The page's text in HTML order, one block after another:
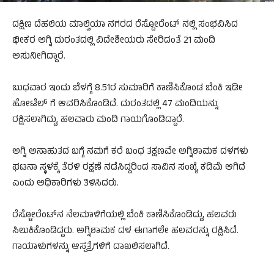
ದಕ್ಷಿಣ ದೆಹಲಿಯ ಮಾಲ್ವಿಯಾ ನಗರದ ರೆಸ್ಟೋರೆಂಟ್ ನಲ್ಲಿ ಸಂಭವಿಸಿದ ​​
ಭೀಕರ ಅಗ್ನಿ ದುರಂತದಲ್ಲಿ ವಿದೇಶೀಯರು ಸೇರಿದಂತೆ 21 ಮಂದಿ
ಅಸುನೀಗಿದ್ದಾರೆ.
ಬುಧವಾರ ಇಂದು ಬೆಳಗ್ಗೆ 8.51ರ ಸುಮಾರಿಗೆ ಕಾಣಿಸಿಕೊಂಡ ಬೆಂಕಿ ಇಡೀ
ಹೋಟೆಲ್‌ ಗೆ ಆವರಿಸಿಕೊಂಡಿದೆ. ದುರಂತದಲ್ಲಿ 47 ಮಂದಿಯನ್ನು
ರಕ್ಷಿಸಲಾಗಿದ್ದು, ಹಲವಾರು ಮಂದಿ ಗಾಯಗೊಂಡಿದ್ದಾರೆ.
ಅಗ್ನಿ ಅನಾಹುತದ ಬಗ್ಗೆ ನಮಗೆ ಕರೆ ಬಂಧ ತಕ್ಷಣವೇ ಅಗ್ನಿಶಾಮಕ ದಳಗಳು
ಘಟನಾ ಸ್ಥಳಕ್ಕೆ ತೆರಳಿ ರಕ್ಷಣೆ ನಡೆಸಿದ್ದರಿಂದ ಸಾವಿನ ಸಂಖ್ಯೆ ಕಡಿಮೆ ಆಗಿದೆ
ಎಂದು ಅಧಿಕಾರಿಗಳು ತಿಳಿಸಿದರು.
ರೆಸ್ಟೋರೆಂಟ್‌ನ ನೆಲಮಾಳಿಗೆಯಲ್ಲಿ ಬೆಂಕಿ ಕಾಣಿಸಿಕೊಂಡಿದ್ದು, ಹಲವರು
ಸಿಲುಕಿಕೊಂಡಿದ್ದರು. ಅಗ್ನಿಶಾಮಕ ದಳ ಈಗಾಗಲೇ ಹಲವರನ್ನು ರಕ್ಷಿಸಿದೆ.
ಗಾಯಾಳುಗಳನ್ನು ಆಸ್ಪತ್ರೆಗಳಿಗೆ ದಾಖಲಿಸಲಾಗಿದೆ.